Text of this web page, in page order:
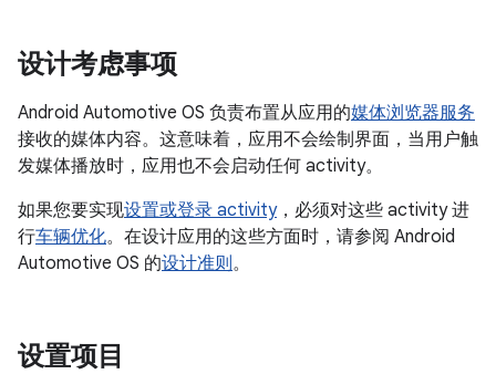
设计考虑事项
Android Automotive OS 负责布置从应用的媒体浏览器服务
接收的媒体内容。这意味着，应用不会绘制界面，当用户触
发媒体播放时，应用也不会启动任何 activity。
如果您要实现设置或登录 activity，必须对这些 activity 进
行车辆优化。在设计应用的这些方面时，请参阅 Android
Automotive OS 的设计准则。
设置项目